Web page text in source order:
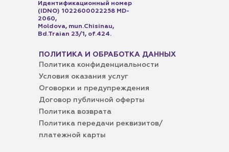
Идентификационный номер
(IDNO) 1022600022258 MD-
2060,
Moldova, mun.Chisinau,
Bd.Traian 23/1, of.424​.
ПОЛИТИКА И ОБРАБОТКА ДАННЫХ
Политика конфиденциальности
Условия оказания услуг
Оговорки и предупреждения
Договор публичной оферты
Политика возврата
Политика передачи реквизитов/
платежной карты